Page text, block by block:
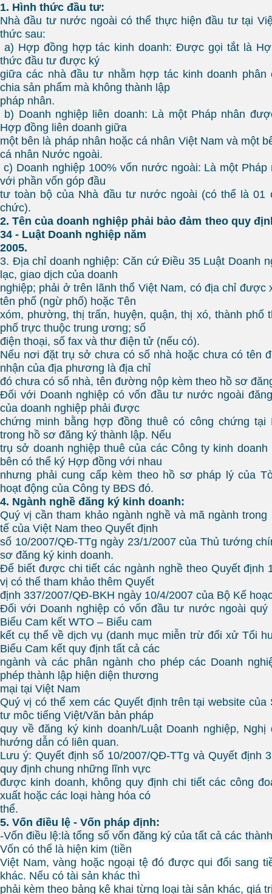
1. Hình thức đầu tư:
Nhà đầu tư nước ngoài có thể thực hiện đầu tư tại
thức sau:
a) Hợp đồng hợp tác kinh doanh: Được gọi tắt là
thức đầu tư được ký
giữa các nhà đầu tư nhằm hợp tác kinh doanh phân
chia sản phẩm mà không thành lập
pháp nhân.
b) Doanh nghiệp liên doanh: Là một Pháp nhân
Hợp đồng liên doanh giữa
một bên là pháp nhân hoặc cá nhân Việt Nam và một
cá nhân Nước ngoài.
c) Doanh nghiệp 100% vốn nước ngoài: Là một
với phần vốn góp đầu
tư toàn bộ của Nhà đầu tư nước ngoài (có thể là 01
chức).
2. Tên của doanh nghiệp phải bảo đảm theo quy
34 - Luật Doanh nghiệp năm
2005.
3. Địa chỉ doanh nghiệp: Căn cứ Điều 35 Luật Doanh
lạc, giao dịch của doanh
nghiệp; phải ở trên lãnh thổ Việt Nam, có địa chỉ được
tên phố (ngừ phố) hoặc Tên
xóm, phường, thị trấn, huyện, quận, thị xó, thành phố
phố trực thuộc trung ương; số
điện thoại, số fax và thư điện tử (nếu có).
Nếu nơi đặt trụ sở chưa có số nhà hoặc chưa có tên
nhận của địa phương là địa chỉ
đó chưa có số nhà, tên đường nộp kèm theo hồ sơ
Đối với Doanh nghiệp có vốn đầu tư nước ngoài
của doanh nghiệp phải được
chứng minh bằng hợp đồng thuê có công chứng tại
trong hồ sơ đăng ký thành lập. Nếu
trụ sở doanh nghiệp thuê của các Công ty kinh
bên có thể ký Hợp đồng với nhau
nhưng phải cung cấp kèm theo hồ sơ pháp lý của
hoạt động của Công ty BĐS đó.
4. Ngành nghề đăng ký kinh doanh:
Quý vị cần tham khảo ngành nghề và mã ngành
tế của Việt Nam theo Quyết định
số 10/2007/QĐ-TTg ngày 23/1/2007 của Thủ tướng
sơ đăng ký kinh doanh.
Để biết được chi tiết các ngành nghề theo Quyết định
vị có thể tham khảo thêm Quyết
định 337/2007/QĐ-BKH ngày 10/4/2007 của Bộ Kế
Đối với Doanh nghiệp có vốn đầu tư nước ngoài quý
Biểu Cam kết WTO – Biểu cam
kết cụ thể về dịch vụ (danh mục miễn trừ đối xử Tối
Biểu Cam kết quy định tất cả các
ngành và các phân ngành cho phép các Doanh
phép thành lập hiện diện thương
mại tại Việt Nam
Quý vị có thể xem các Quyết định trên tại website
tư môc tiếng Việt/Văn bản pháp
quy về đăng ký kinh doanh/Luật Doanh nghiệp,
hướng dẫn có liên quan.
Lưu ý: Quyết định số 10/2007/QĐ-TTg và Quyết định
quy định chung những lĩnh vực
được kinh doanh, không quy định chi tiết các công
xuất hoặc các loại hàng hóa có
thể.
5. Vốn điều lệ - Vốn pháp định:
-Vốn điều lệ:là tổng số vốn đăng ký của tất cả các
Vốn có thể là hiện kim (tiền
Việt Nam, vàng hoặc ngoại tệ đó được qui đổi sang
khác. Nếu có tài sản khác thì
phải kèm theo bảng kê khai từng loại tài sản khác, giá